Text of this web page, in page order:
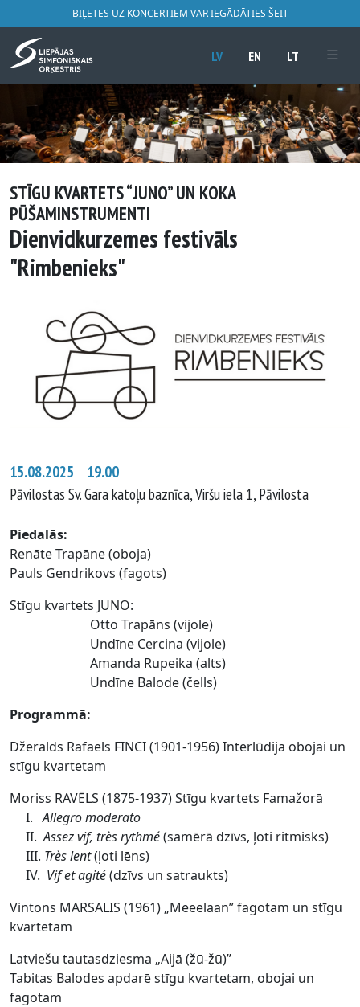
BIĻETES UZ KONCERTIEM VAR IEGĀDĀTIES ŠEIT
LV EN LT
STĪGU KVARTETS “JUNO” UN KOKA
PŪŠAMINSTRUMENTI
Dienvidkurzemes festivāls
"Rimbenieks"
15.08.2025 19.00
Pāvilostas Sv. Gara katoļu baznīca, Viršu iela 1, Pāvilosta
Piedalās:
Renāte Trapāne (oboja)
Pauls Gendrikovs (fagots)
Stīgu kvartets JUNO:
Otto Trapāns (vijole)
Undīne Cercina (vijole)
Amanda Rupeika (alts)
Undīne Balode (čells)
Programmā:
Džeralds Rafaels FINCI (1901-1956) Interlūdija obojai un
stīgu kvartetam
Moriss RAVĒLS (1875-1937) Stīgu kvartets Famažorā
I.Allegro moderato
II.Assez vif, très rythmé(samērā dzīvs, ļoti ritmisks)
III. Très lent(ļoti lēns)
IV. Vif et agité(dzīvs un satraukts)
Vintons MARSALIS (1961) „Meeelaan” fagotam un stīgu
kvartetam
Latviešu tautasdziesma „Aijā (žū-žū)”
Tabitas Balodes apdarē stīgu kvartetam, obojai un
fagotam